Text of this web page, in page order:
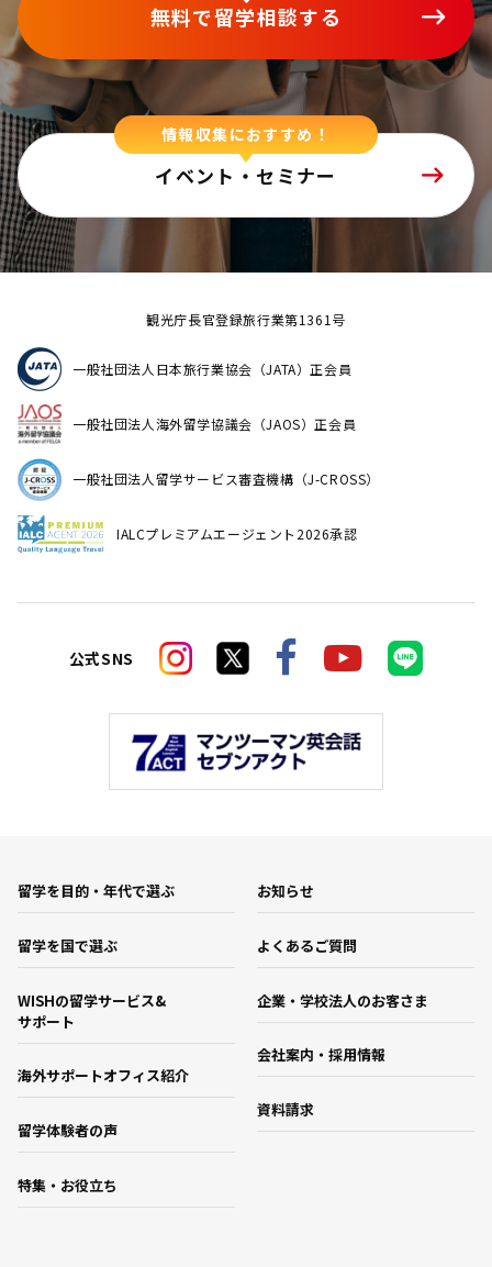
無料で留学相談する
情報収集におすすめ！
イベント・セミナー
観光庁長官登録旅行業第1361号
一般社団法人日本旅行業協会（JATA）正会員
一般社団法人海外留学協議会（JAOS）正会員
一般社団法人留学サービス審査機構（J-CROSS）
IALCプレミアムエージェント2026承認
公式SNS
留学を目的・年代で選ぶ
留学を国で選ぶ
WISHの留学サービス&
サポート
海外サポートオフィス紹介
留学体験者の声
特集・お役立ち
お知らせ
よくあるご質問
企業・学校法人のお客さま
会社案内・採用情報
資料請求